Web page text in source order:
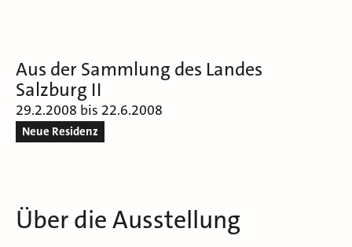
Aus der Sammlung des Landes
Salzburg II
29.2.2008 bis 22.6.2008
Neue Residenz
Über die Ausstellung